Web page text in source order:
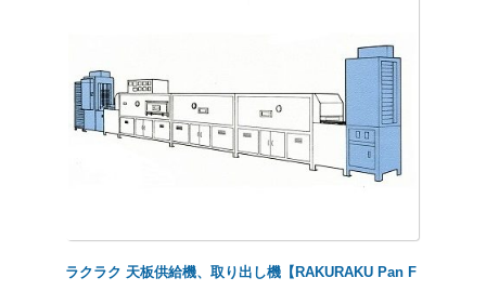
ラクラク 天板供給機、取り出し機【RAKURAKU Pan F